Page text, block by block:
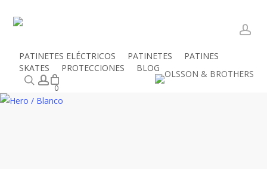
contentPATINETES ELÉCTRICOS PATINETES
PATINES
SKATES
PROTECCIONES BLOG
Buscar
account
0
Mi cestaClose
Cart
Productos Cascos Hero / Blanco